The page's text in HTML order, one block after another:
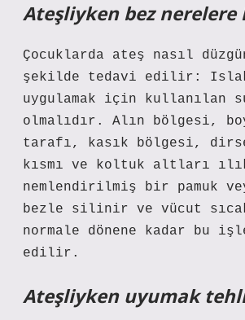
Ateşliyken bez nerelere
Çocuklarda ateş nasıl
şekilde tedavi edilir:
uygulamak için kullanılan
olmalıdır. Alın bölgesi,
tarafı, kasık bölgesi,
kısmı ve koltuk altları
nemlendirilmiş bir pamuk
bezle silinir ve vücut
normale dönene kadar bu
edilir.
Ateşliyken uyumak